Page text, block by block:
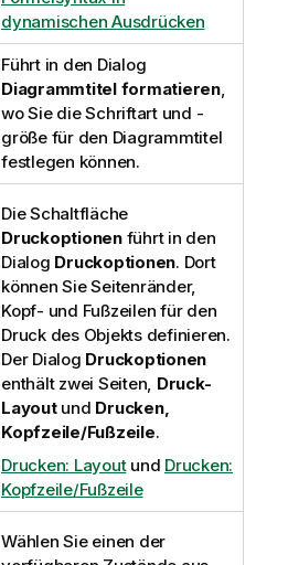
dynamischen Ausdrücken
Führt in den Dialog
Diagrammtitel formatieren,
wo Sie die Schriftart und -
größe für den Diagrammtitel
festlegen können.
Die Schaltfläche
Druckoptionenführt in den
Dialog Druckoptionen. Dort
können Sie Seitenränder,
Kopf- und Fußzeilen für den
Druck des Objekts definieren.
Der Dialog Druckoptionen
enthält zwei Seiten, Druck-
Layoutund Drucken,
Kopfzeile/Fußzeile.
Drucken: Layoutund Drucken:
Kopfzeile/Fußzeile
Wählen Sie einen der